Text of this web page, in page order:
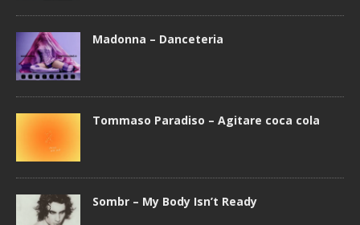
Madonna – Danceteria
Tommaso Paradiso – Agitare coca cola
Sombr – My Body Isn’t Ready